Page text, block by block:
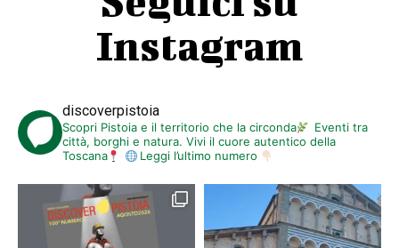
Instagram
discoverpistoia
Scopri Pistoia e il territorio che la circonda
Eventi tra
città, borghi e natura. Vivi il cuore autentico della
Toscana
Leggi l’ultimo numero